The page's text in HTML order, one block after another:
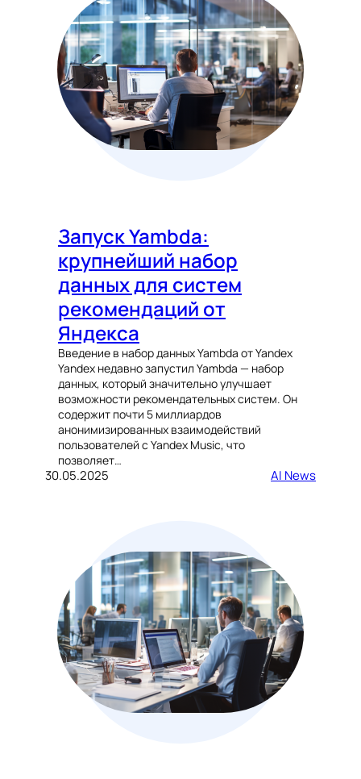
Запуск Yambda:
крупнейший набор
данных для систем
рекомендаций от
Яндекса
Введение в набор данных Yambda от Yandex
Yandex недавно запустил Yambda — набор
данных, который значительно улучшает
возможности рекомендательных систем. Он
содержит почти 5 миллиардов
анонимизированных взаимодействий
пользователей с Yandex Music, что
позволяет…
30.05.2025 AI News